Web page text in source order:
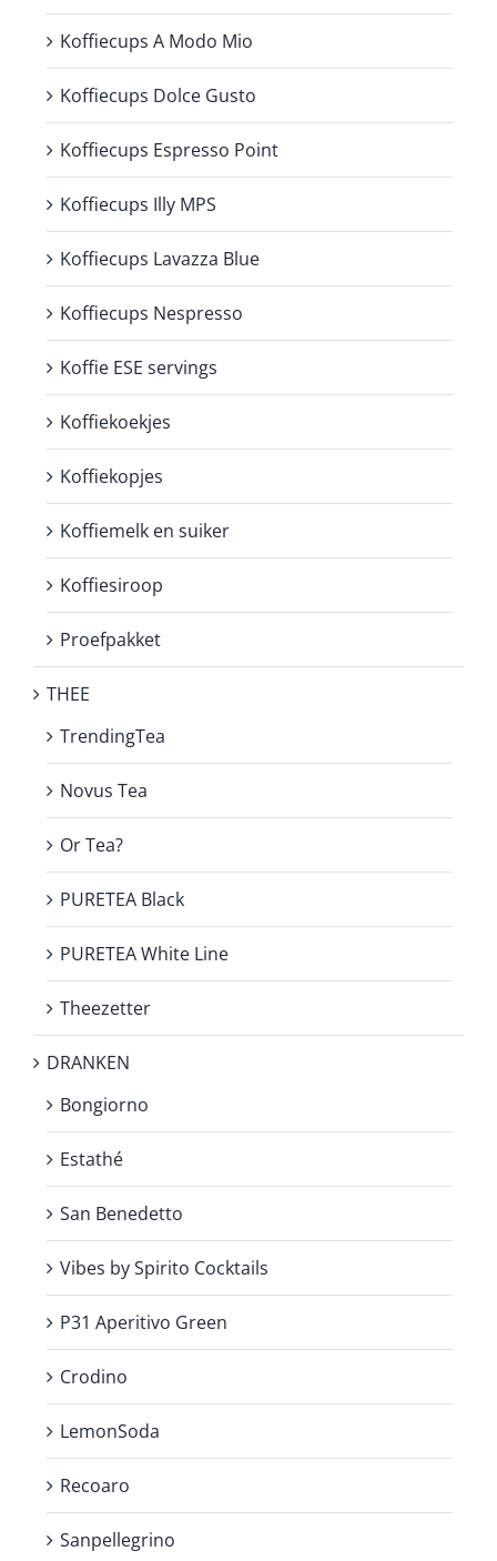
Koffiecups A Modo Mio
Koffiecups Dolce Gusto
Koffiecups Espresso Point
Koffiecups Illy MPS
Koffiecups Lavazza Blue
Koffiecups Nespresso
Koffie ESE servings
Koffiekoekjes
Koffiekopjes
Koffiemelk en suiker
Koffiesiroop
Proefpakket
THEE
TrendingTea
Novus Tea
Or Tea?
PURETEA Black
PURETEA White Line
Theezetter
DRANKEN
Bongiorno
Estathé
San Benedetto
Vibes by Spirito Cocktails
P31 Aperitivo Green
Crodino
LemonSoda
Recoaro
Sanpellegrino